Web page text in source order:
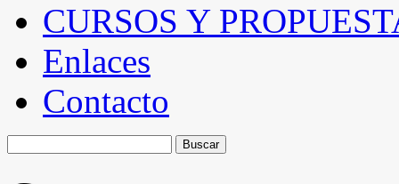
CURSOS Y
Enlaces
Contacto